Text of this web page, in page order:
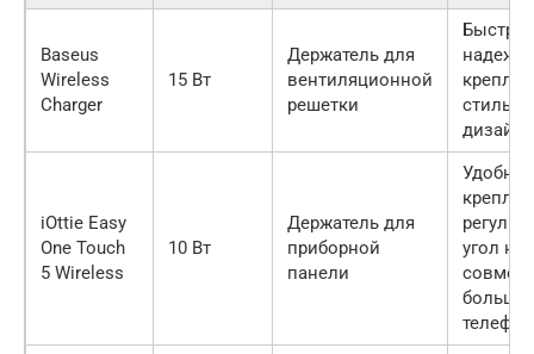
Baseus
Wireless
Charger
15 Вт
Держатель для
вентиляционной
решетки
дизайн
iOttie Easy
One Touch
5 Wireless
10 Вт
Держатель для
приборной
панели
Удобное
угол